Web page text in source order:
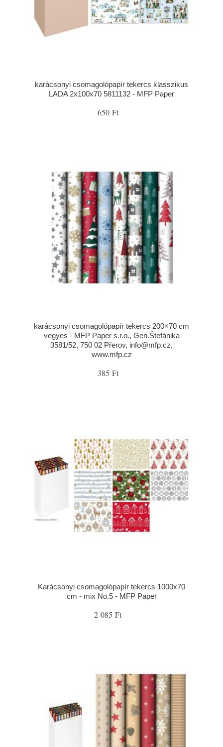
karácsonyi csomagolópapír tekercs klasszikus
LADA 2x100x70 5811132 - MFP Paper
650 Ft
karácsonyi csomagolópapír tekercs 200×70 cm
vegyes - MFP Paper s.r.o., Gen.Štefánika
3581/52, 750 02 Přerov, info@mfp.cz,
www.mfp.cz
385 Ft
Karácsonyi csomagolópapír tekercs 1000x70
cm - mix No.5 - MFP Paper
2 085 Ft